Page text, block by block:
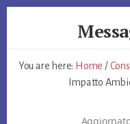
eYou are here: Home /
Impatto